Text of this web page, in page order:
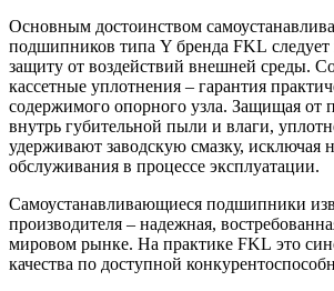
Основным достоинством
подшипников типа Y бренда FKL
защиту от воздействий внешней среды.
кассетные уплотнения – гарантия
содержимого опорного узла. Защищая от
внутрь губительной пыли и влаги,
удерживают заводскую смазку, исключая
обслуживания в процессе эксплуатации.
Самоустанавливающиеся подшипники
производителя – надежная,
мировом рынке. На практике FKL это
качества по доступной